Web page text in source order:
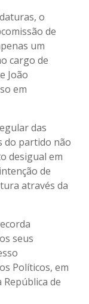
o
de
um
cargo de
João
em
das
do partido não
desigual em
de
através da
seus
Políticos, em
de